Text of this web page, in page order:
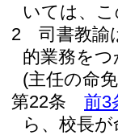
いては、
2
司書教諭
的業務を
(主任の命
第22条
前3
ら、校長